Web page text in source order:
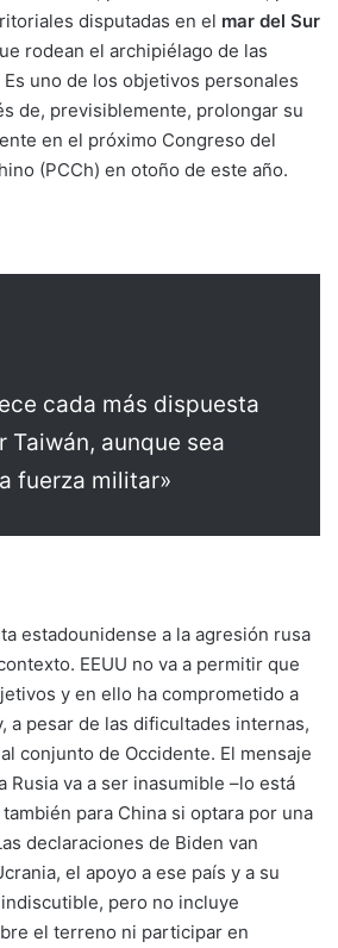
disputadas en el mar del Sur
rodean el archipiélago de las
uno de los objetivos personales
de, previsiblemente, prolongar su
en el próximo Congreso del
(PCCh) en otoño de este año.
cada más dispuesta
Taiwán, aunque sea
fuerza militar»
estadounidense a la agresión rusa
EEUU no va a permitir que
y en ello ha comprometido a
a pesar de las dificultades internas,
conjunto de Occidente. El mensaje
Rusia va a ser inasumible –lo está
para China si optara por una
declaraciones de Biden van
el apoyo a ese país y a su
pero no incluye
el terreno ni participar en